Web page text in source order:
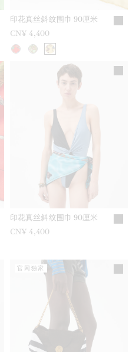
印花真丝斜纹围巾 90厘米
CN¥ 4,400
印花真丝斜纹围巾 90厘米
CN¥ 4,400
官网独家